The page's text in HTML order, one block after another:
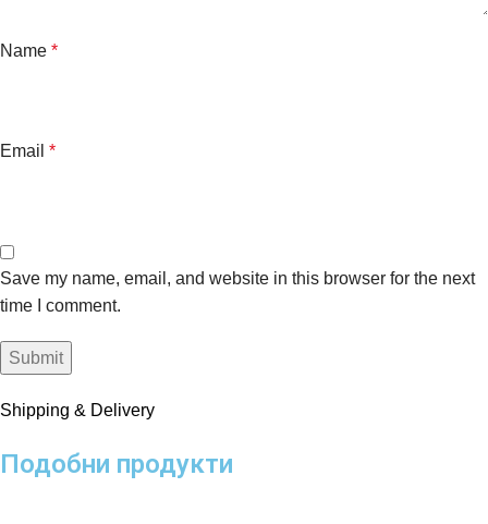
Name *
Email *
Save my name, email, and website in this browser for the next
time I comment.
Shipping & Delivery
Подобни продукти